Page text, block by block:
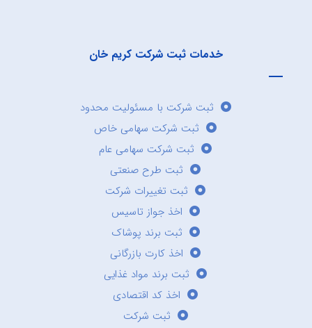
خدمات ثبت شرکت کریم خان
ثبت شرکت با مسئولیت محدود
ثبت شرکت سهامی خاص
ثبت شرکت سهامی عام
ثبت طرح صنعتی
ثبت تغییرات شرکت
اخذ جواز تاسیس
ثبت برند پوشاک
اخذ کارت بازرگانی
ثبت برند مواد غذایی
اخذ کد اقتصادی
ثبت شرکت